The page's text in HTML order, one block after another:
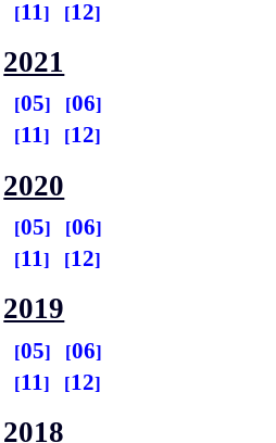
11 12
2021
05
06
11 12
2020
05
06
11 12
2019
05
06
11 12
2018